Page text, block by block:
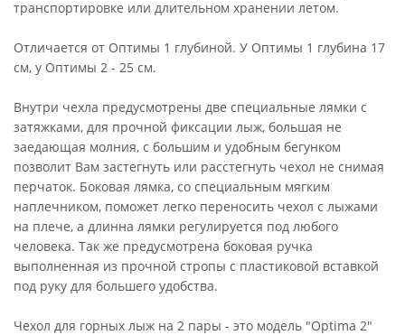
транспортировке или длительном хранении летом.
Отличается от Оптимы 1 глубиной. У Оптимы 1 глубина 17
см, у Оптимы 2 - 25 см.
Внутри чехла предусмотрены две специальные лямки с
затяжками, для прочной фиксации лыж, большая не
заедающая молния, с большим и удобным бегунком
позволит Вам застегнуть или расстегнуть чехол не снимая
перчаток. Боковая лямка, со специальным мягким
наплечником, поможет легко переносить чехол с лыжами
на плече, а длинна лямки регулируется под любого
человека. Так же предусмотрена боковая ручка
выполненная из прочной стропы с пластиковой вставкой
под руку для большего удобства.
Чехол для горных лыж на 2 пары - это модель "Optima 2"